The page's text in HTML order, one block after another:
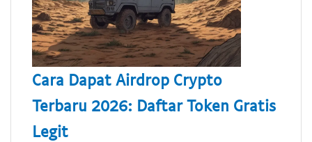
Cara Dapat Airdrop Crypto
Terbaru 2026: Daftar Token Gratis
Legit